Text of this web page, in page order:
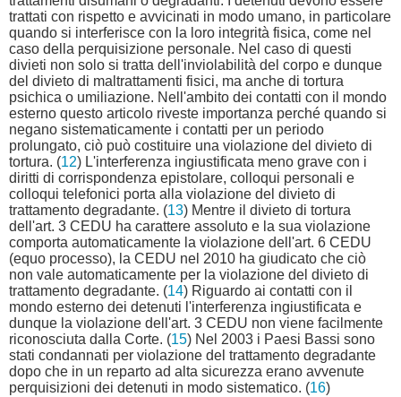
trattati con rispetto e avvicinati in modo umano, in particolare
quando si interferisce con la loro integrità fisica, come nel
caso della perquisizione personale. Nel caso di questi
divieti non solo si tratta dell'inviolabilità del corpo e dunque
del divieto di maltrattamenti fisici, ma anche di tortura
psichica o umiliazione. Nell'ambito dei contatti con il mondo
esterno questo articolo riveste importanza perché quando si
negano sistematicamente i contatti per un periodo
prolungato, ciò può costituire una violazione del divieto di
tortura. (12) L'interferenza ingiustificata meno grave con i
diritti di corrispondenza epistolare, colloqui personali e
colloqui telefonici porta alla violazione del divieto di
trattamento degradante. (13) Mentre il divieto di tortura
dell'art. 3 CEDU ha carattere assoluto e la sua violazione
comporta automaticamente la violazione dell'art. 6 CEDU
(equo processo), la CEDU nel 2010 ha giudicato che ciò
non vale automaticamente per la violazione del divieto di
trattamento degradante. (14) Riguardo ai contatti con il
mondo esterno dei detenuti l'interferenza ingiustificata e
dunque la violazione dell'art. 3 CEDU non viene facilmente
riconosciuta dalla Corte. (15) Nel 2003 i Paesi Bassi sono
stati condannati per violazione del trattamento degradante
dopo che in un reparto ad alta sicurezza erano avvenute
perquisizioni dei detenuti in modo sistematico. (16)